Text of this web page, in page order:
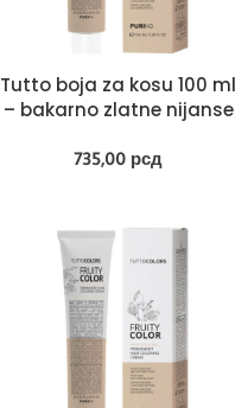
Tutto boja za kosu 100 ml
– bakarno zlatne nijanse
735,00 рсд